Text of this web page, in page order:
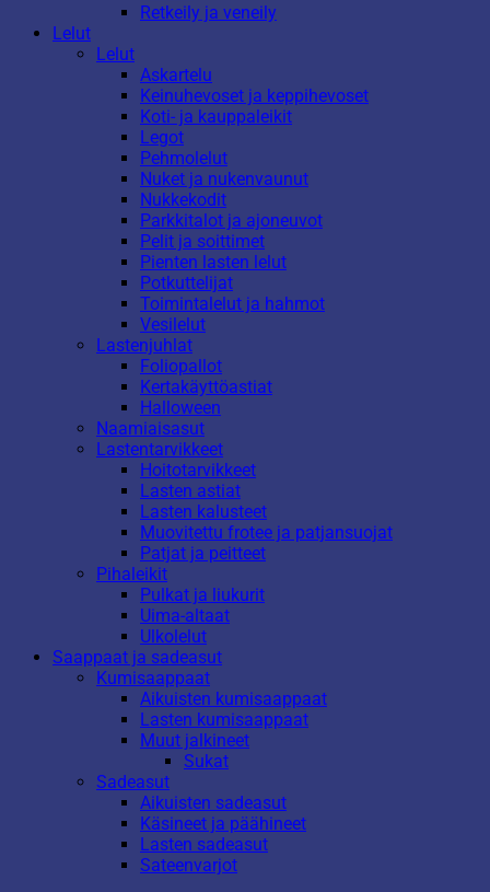
Retkeily ja veneily
Lelut
Lelut
Askartelu
Keinuhevoset ja keppihevoset
Koti- ja kauppaleikit
Legot
Pehmolelut
Nuket ja nukenvaunut
Nukkekodit
Parkkitalot ja ajoneuvot
Pelit ja soittimet
Pienten lasten lelut
Potkuttelijat
Toimintalelut ja hahmot
Vesilelut
Lastenjuhlat
Foliopallot
Kertakäyttöastiat
Halloween
Naamiaisasut
Lastentarvikkeet
Hoitotarvikkeet
Lasten astiat
Lasten kalusteet
Muovitettu frotee ja patjansuojat
Patjat ja peitteet
Pihaleikit
Pulkat ja liukurit
Uima-altaat
Ulkolelut
Saappaat ja sadeasut
Kumisaappaat
Aikuisten kumisaappaat
Lasten kumisaappaat
Muut jalkineet
Sukat
Sadeasut
Aikuisten sadeasut
Käsineet ja päähineet
Lasten sadeasut
Sateenvarjot